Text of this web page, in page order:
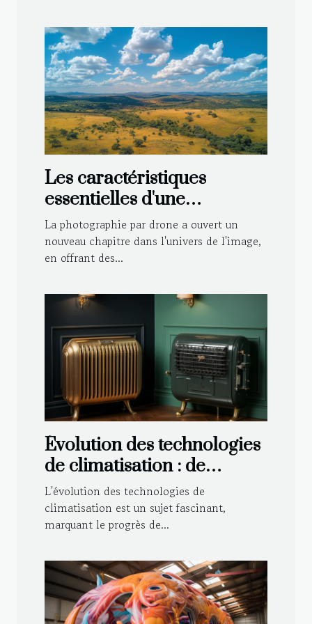
Les caractéristiques
essentielles d'une
photographie par drone
réussie
La photographie par drone a ouvert un
nouveau chapitre dans l'univers de l'image,
en offrant des...
Évolution des technologies
de climatisation : de
l'ancien au moderne
L'évolution des technologies de
climatisation est un sujet fascinant,
marquant le progrès de...